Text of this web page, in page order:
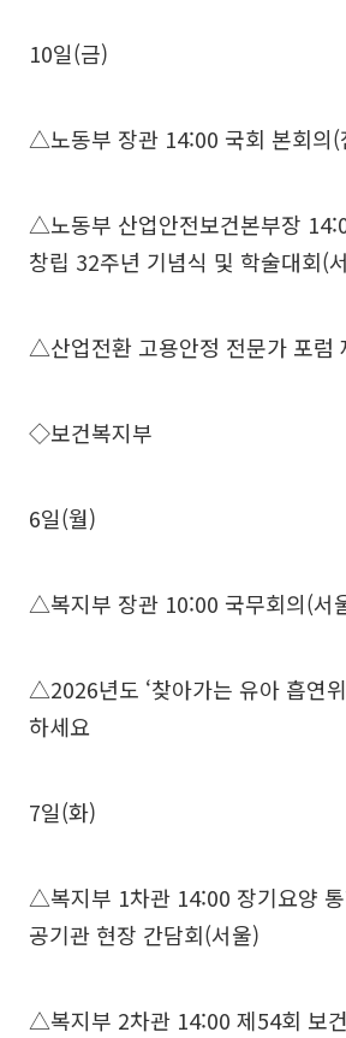
10일(금)
△노동부 장관 14:00 국회 본회의(
△노동부 산업안전보건본부장
창립 32주년 기념식 및 학술대회(
△산업전환 고용안정 전문가 포럼
◇보건복지부
6일(월)
△복지부 장관 10:00 국무회의(서
△2026년도 ‘찾아가는 유아 흡연
하세요
7일(화)
△복지부 1차관 14:00 장기요양
공기관 현장 간담회(서울)
△복지부 2차관 14:00 제54회 보